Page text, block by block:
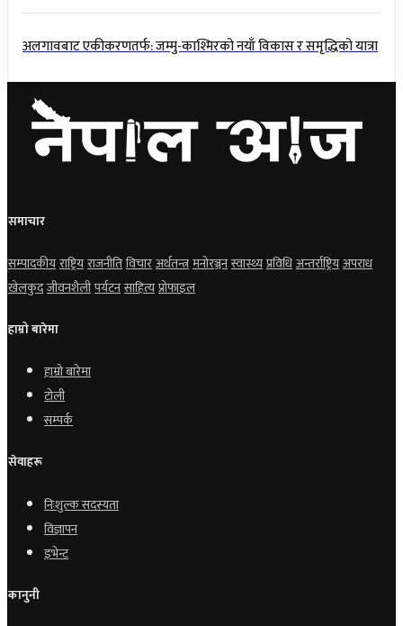
अलगावबाट एकीकरणतर्फ: जम्मु-काश्मिरको नयाँ विकास र समृद्धिको यात्रा
समाचार
सम्पादकीयराष्ट्रियराजनीतिविचारअर्थतन्त्रमनोरञ्जनस्वास्थ्यप्रविधिअन्तर्राष्ट्रियअपराध
खेलकुदजीवनशैलीपर्यटनसाहित्यप्रोफाइल
हाम्रो बारेमा
हाम्रो बारेमा
टोली
सम्पर्क
सेवाहरू
निःशुल्क सदस्यता
विज्ञापन
इभेन्ट
कानुनी